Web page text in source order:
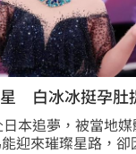
白冰冰挺孕肚
本追夢，被當地
迎來璀璨星路，